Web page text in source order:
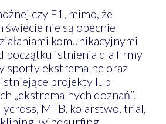
czy F1, mimo, że
świecie nie są obecnie
komunikacyjnymi
początku istnienia dla firmy
sporty ekstremalne oraz
projekty lub
„ekstremalnych doznań”.
MTB, kolarstwo, trial,